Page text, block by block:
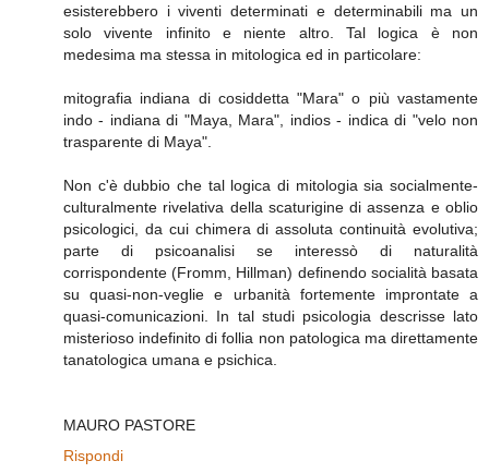
esisterebbero i viventi determinati e determinabili ma un
solo vivente infinito e niente altro. Tal logica è non
medesima ma stessa in mitologica ed in particolare:
mitografia indiana di cosiddetta "Mara" o più vastamente
indo - indiana di "Maya, Mara", indios - indica di "velo non
trasparente di Maya".
Non c'è dubbio che tal logica di mitologia sia socialmente-
culturalmente rivelativa della scaturigine di assenza e oblio
psicologici, da cui chimera di assoluta continuità evolutiva;
parte di psicoanalisi se interessò di naturalità
corrispondente (Fromm, Hillman) definendo socialità basata
su quasi-non-veglie e urbanità fortemente improntate a
quasi-comunicazioni. In tal studi psicologia descrisse lato
misterioso indefinito di follia non patologica ma direttamente
tanatologica umana e psichica.
MAURO PASTORE
Rispondi